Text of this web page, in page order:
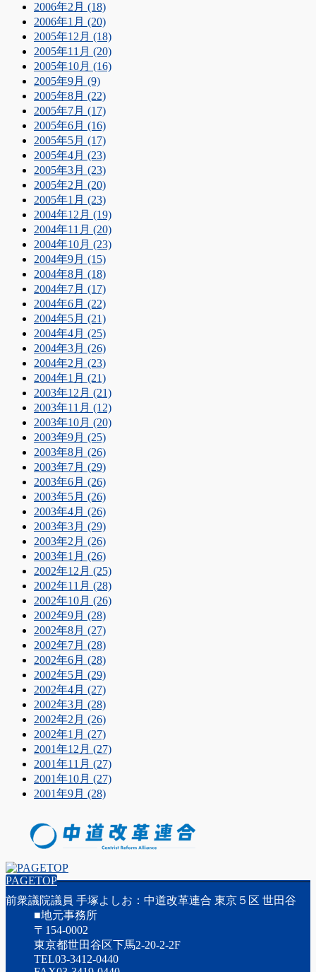
2006年2月 (18)
2006年1月 (20)
2005年12月 (18)
2005年11月 (20)
2005年10月 (16)
2005年9月 (9)
2005年8月 (22)
2005年7月 (17)
2005年6月 (16)
2005年5月 (17)
2005年4月 (23)
2005年3月 (23)
2005年2月 (20)
2005年1月 (23)
2004年12月 (19)
2004年11月 (20)
2004年10月 (23)
2004年9月 (15)
2004年8月 (18)
2004年7月 (17)
2004年6月 (22)
2004年5月 (21)
2004年4月 (25)
2004年3月 (26)
2004年2月 (23)
2004年1月 (21)
2003年12月 (21)
2003年11月 (12)
2003年10月 (20)
2003年9月 (25)
2003年8月 (26)
2003年7月 (29)
2003年6月 (26)
2003年5月 (26)
2003年4月 (26)
2003年3月 (29)
2003年2月 (26)
2003年1月 (26)
2002年12月 (25)
2002年11月 (28)
2002年10月 (26)
2002年9月 (28)
2002年8月 (27)
2002年7月 (28)
2002年6月 (28)
2002年5月 (29)
2002年4月 (27)
2002年3月 (28)
2002年2月 (26)
2002年1月 (27)
2001年12月 (27)
2001年11月 (27)
2001年10月 (27)
2001年9月 (28)
PAGETOP
前衆議院議員 手塚よしお：中道改革連合 東京５区 世田谷
■地元事務所
〒154-0002
東京都世田谷区下馬2-20-2-2F
TEL03-3412-0440